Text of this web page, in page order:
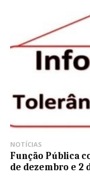
NOTÍCIAS
Função Pública
de dezembro e 2